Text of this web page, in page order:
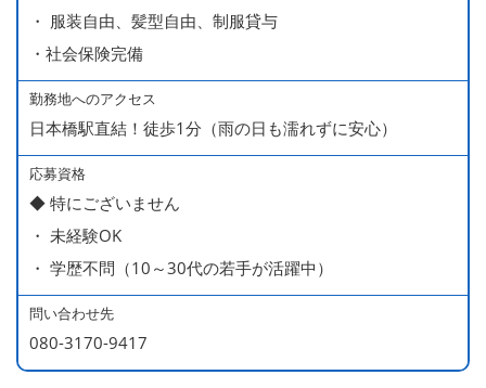
・ 服装自由、髪型自由、制服貸与
・社会保険完備
勤務地へのアクセス
日本橋駅直結！徒歩1分（雨の日も濡れずに安心）
応募資格
◆ 特にございません
・ 未経験OK
・ 学歴不問（10～30代の若手が活躍中）
問い合わせ先
080-3170-9417